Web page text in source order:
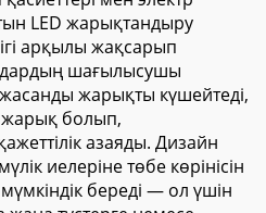
LED жарықтандыру
арқылы жақсарып
шағылысушы
жарықты күшейтеді,
жарық болып,
азаяды. Дизайн
иелеріне төбе көрінісін
береді — ол үшін